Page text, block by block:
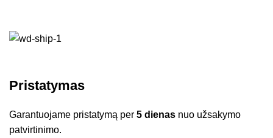
Pristatymas
Garantuojame pristatymą per5 dienas nuo užsakymo
patvirtinimo.